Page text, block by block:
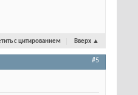
с цитированием Вверх ▲
#5